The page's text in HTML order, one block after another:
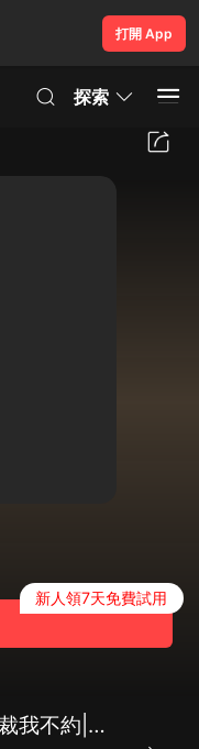
打開 App
探索
新人領7天免費試用
情深如許：霸道總裁我不約|現代言情|總裁|甜寵|AI專輯